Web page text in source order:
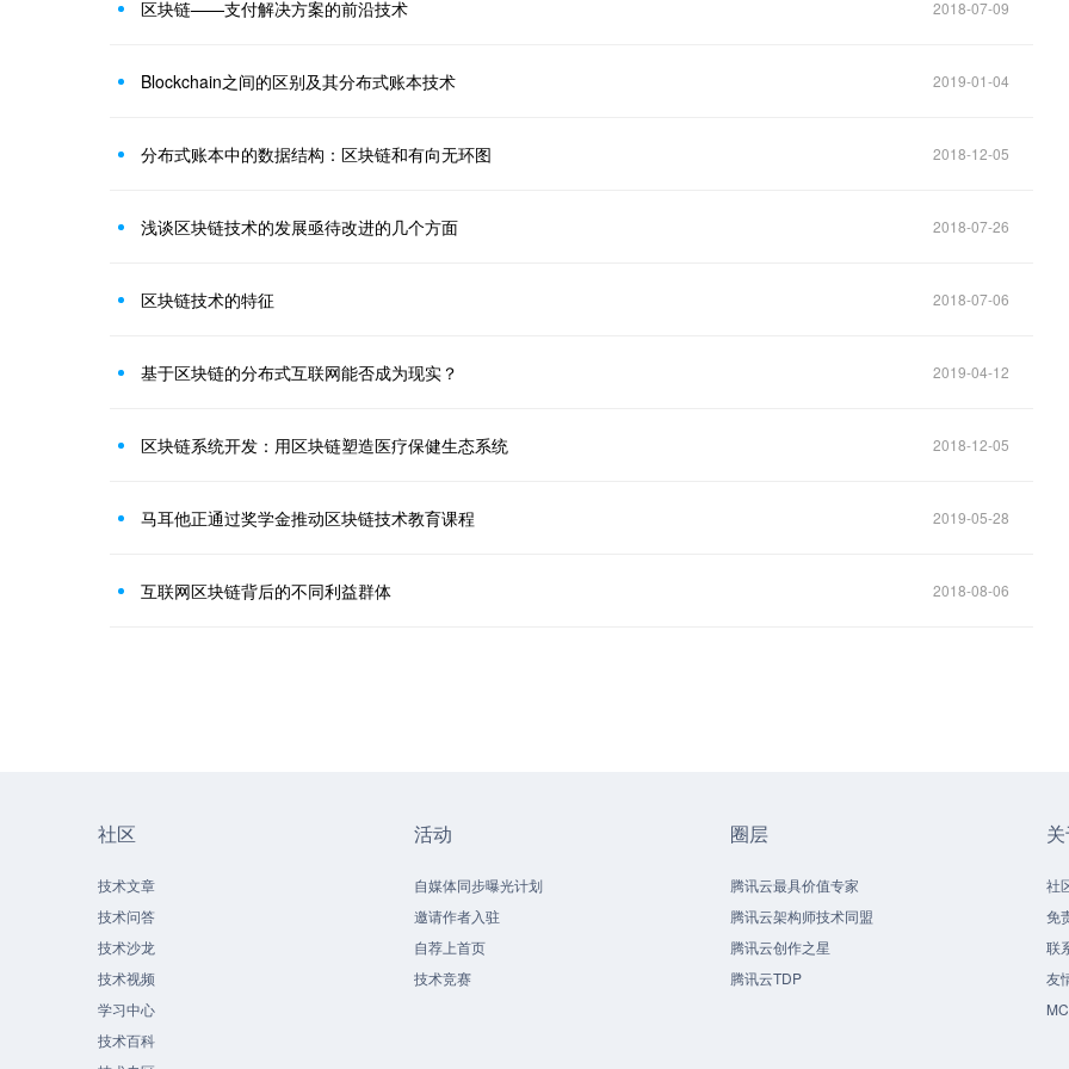
区块链——支付解决方案的前沿技术 2018-07-09
Blockchain之间的区别及其分布式账本技术 2019-01-04
分布式账本中的数据结构：区块链和有向无环图 2018-12-05
浅谈区块链技术的发展亟待改进的几个方面 2018-07-26
区块链技术的特征 2018-07-06
基于区块链的分布式互联网能否成为现实？ 2019-04-12
区块链系统开发：用区块链塑造医疗保健生态系统 2018-12-05
马耳他正通过奖学金推动区块链技术教育课程 2019-05-28
互联网区块链背后的不同利益群体 2018-08-06
社区
技术文章
技术问答
技术沙龙
技术视频
学习中心
技术百科
活动
自媒体同步曝光计划
邀请作者入驻
自荐上首页
技术竞赛
圈层
腾讯云最具价值专家
腾讯云架构师技术同盟
腾讯云创作之星
腾讯云TDP
社
免
联
友